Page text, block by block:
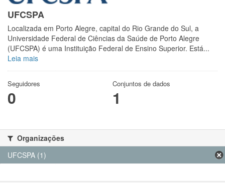
UFCSPA
Localizada em Porto Alegre, capital do Rio Grande do Sul, a
Universidade Federal de Ciências da Saúde de Porto Alegre
(UFCSPA) é uma Instituição Federal de Ensino Superior. Está...
Leia mais
Seguidores
0
Conjuntos de dados
1
Organizações
UFCSPA (1)